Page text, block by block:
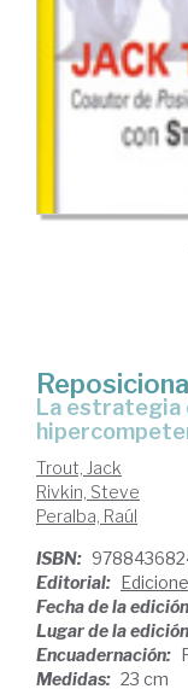
la estrategia competitiva en una ers de
Trout, Jack
Rivkin, Steve
Peralba, Raúl
ISBN:
Editorial:
Fecha de la
Lugar de la
Encuadernación:
Medidas: 23 cm